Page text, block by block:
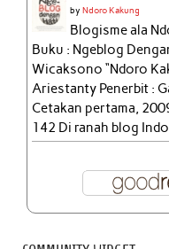
byNdoro Kakung
Blogisme ala
Buku : Ngeblog
Wicaksono “Ndoro
Ariestanty Penerbit :
Cetakan pertama,
142 Di ranah blog